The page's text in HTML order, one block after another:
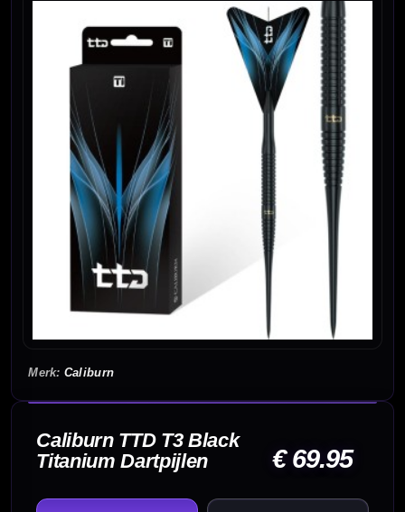
Caliburn
Caliburn TTD T3 Black
Titanium Dartpijlen
€ 69.95